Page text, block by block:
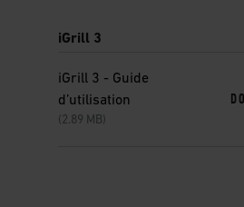
iGrill 3
iGrill 3 - Guide
d’utilisation
(2.89 MB)